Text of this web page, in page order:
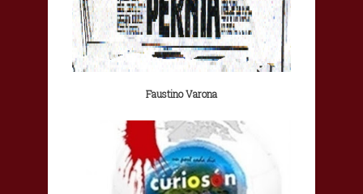
Faustino Varona